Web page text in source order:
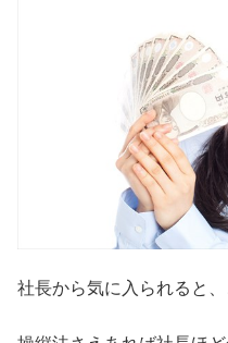
社長から気に入られると